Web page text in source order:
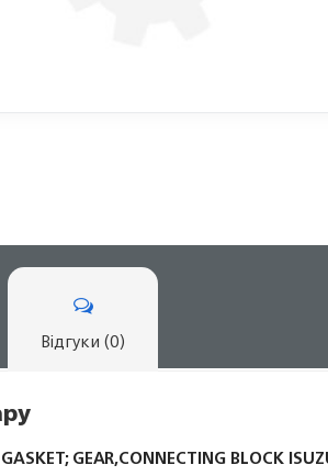
Відгуки (0)
GEAR,CONNECTING BLOCK